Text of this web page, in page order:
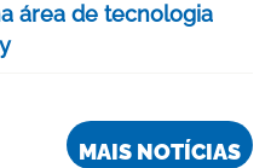
área de tecnologia
MAIS NOTÍCIAS